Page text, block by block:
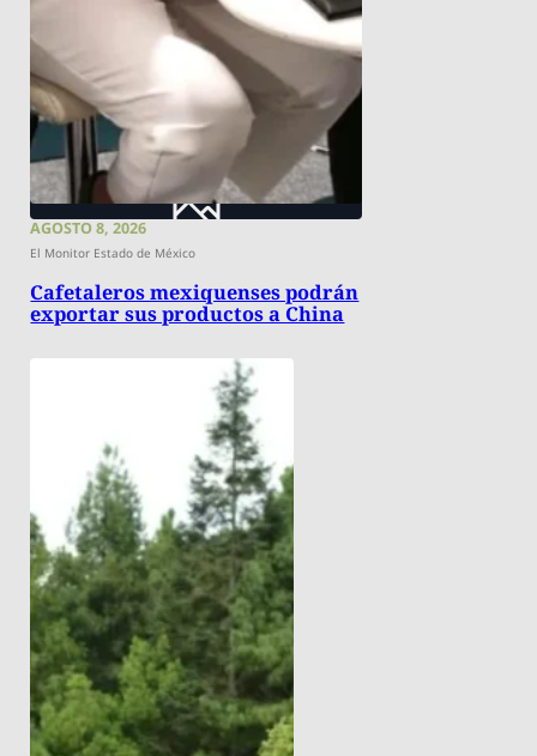
AGOSTO 8, 2026
El Monitor Estado de México
Cafetaleros mexiquenses podrán
exportar sus productos a China